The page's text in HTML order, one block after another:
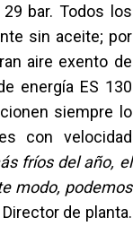
bar. Todos los
sin aceite; por
aire exento de
energía ES 130
siempre lo
con velocidad
fríos del año, el
modo, podemos
de planta.